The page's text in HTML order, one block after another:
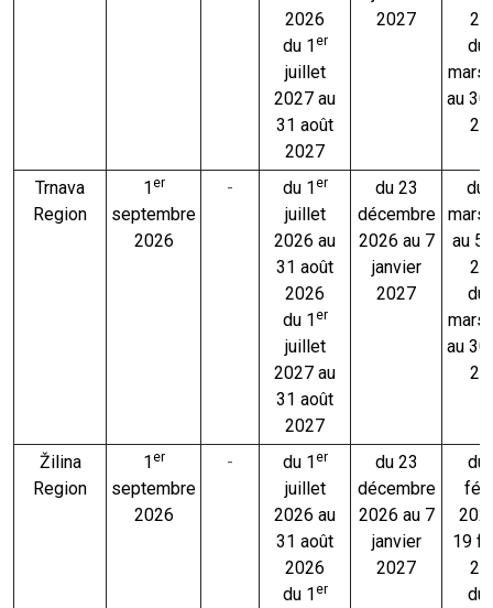
2026
du 1er
juillet
2027 au
31 août
2027
2027
du
mars
au
Trnava
Region
1er
septembre
2026
- du 1er
juillet
2026 au
31 août
2026
du 1er
juillet
2027 au
31 août
2027
du 23
décembre
2026 au 7
janvier
2027
du
mars
au 5
du
mars
au
Žilina
Region
1er
septembre
2026
- du 1er
juillet
2026 au
31 août
2026
du 1er
du 23
décembre
2026 au 7
janvier
2027
du
19
du